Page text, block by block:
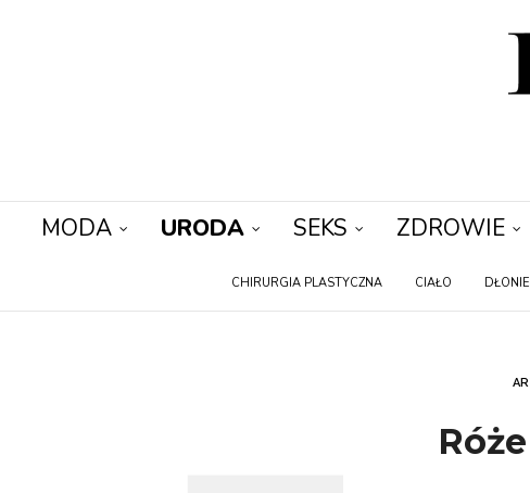
MODA URODA SEKS ZDROWIE
CHIRURGIA PLASTYCZNA CIAŁO